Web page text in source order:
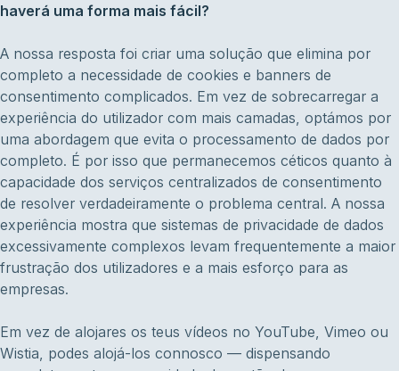
haverá uma forma mais fácil?
A nossa resposta foi criar uma solução que elimina por
completo a necessidade de cookies e banners de
consentimento complicados. Em vez de sobrecarregar a
experiência do utilizador com mais camadas, optámos por
uma abordagem que evita o processamento de dados por
completo. É por isso que permanecemos céticos quanto à
capacidade dos serviços centralizados de consentimento
de resolver verdadeiramente o problema central. A nossa
experiência mostra que sistemas de privacidade de dados
excessivamente complexos levam frequentemente a maior
frustração dos utilizadores e a mais esforço para as
empresas.
Em vez de alojares os teus vídeos no YouTube, Vimeo ou
Wistia, podes alojá-los connosco — dispensando